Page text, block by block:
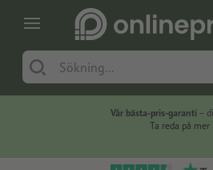
Vår bästa-pris-garanti –
Ta reda på mer